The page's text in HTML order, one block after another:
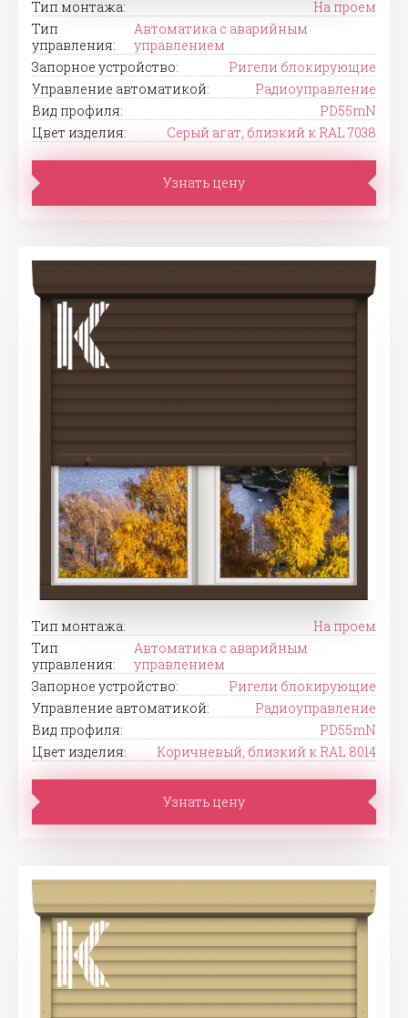
Тип монтажа:
На проем
Тип
управления:
Автоматика с аварийным
управлением
Запорное устройство:
Ригели блокирующие
Управление автоматикой:
Радиоуправление
Вид профиля:
PD55mN
Цвет изделия:
Серый агат, близкий к RAL 7038
Узнать цену
Тип монтажа:
На проем
Тип
управления:
Автоматика с аварийным
управлением
Запорное устройство:
Ригели блокирующие
Управление автоматикой:
Радиоуправление
Вид профиля:
PD55mN
Цвет изделия:
Коричневый, близкий к RAL 8014
Узнать цену